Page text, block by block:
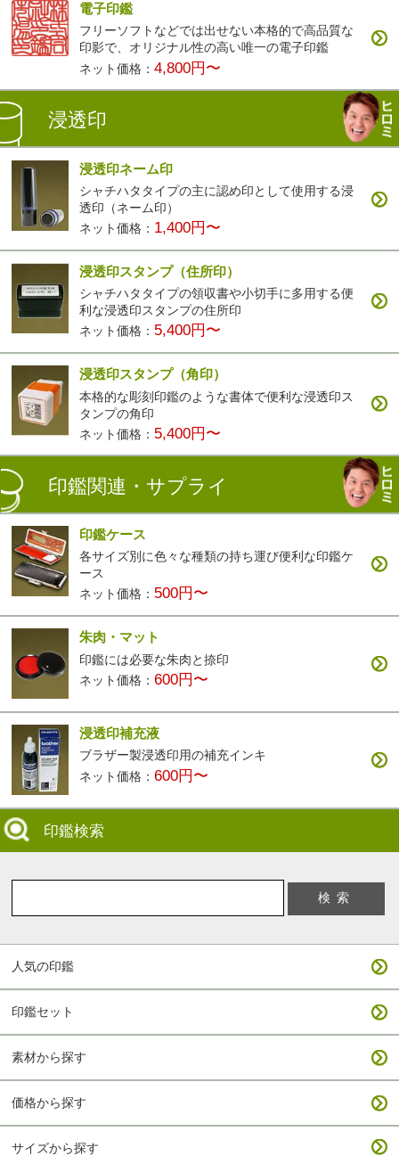
電子印鑑
フリーソフトなどでは出せない本格的で高品質な
印影で、オリジナル性の高い唯一の電子印鑑
ネット価格：4,800円〜
浸透印
浸透印ネーム印
シャチハタタイプの主に認め印として使用する浸
透印（ネーム印）
ネット価格： 1,400円〜
浸透印スタンプ（住所印）
シャチハタタイプの領収書や小切手に多用する便
利な浸透印スタンプの住所印
ネット価格： 5,400円〜
浸透印スタンプ（角印）
本格的な彫刻印鑑のような書体で便利な浸透印ス
タンプの角印
ネット価格： 5,400円〜
印鑑関連・サプライ
印鑑ケース
各サイズ別に色々な種類の持ち運び便利な印鑑ケ
ース
ネット価格： 500円〜
朱肉・マット
印鑑には必要な朱肉と捺印
ネット価格：600円〜
浸透印補充液
ブラザー製浸透印用の補充インキ
ネット価格：600円〜
印鑑検索
人気の印鑑
印鑑セット
素材から探す
価格から探す
サイズから探す